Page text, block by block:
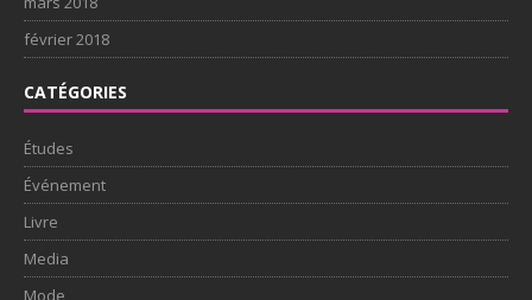
février 2018
CATÉGORIES
Études
Événement
Livre
Media
Mode